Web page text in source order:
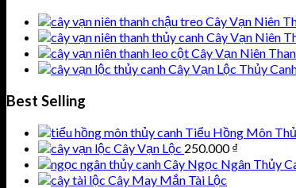
Cây Vạn Niên
Cây Vạn Niên
Cây Vạn Niên
Cây Vạn Lộc Thủy
Best Selling
Tiểu Hồng Môn
Cây Vạn Lộc 250.000₫
Cây Ngọc Ngân Thủy
Cây May Mắn Tài Lộc